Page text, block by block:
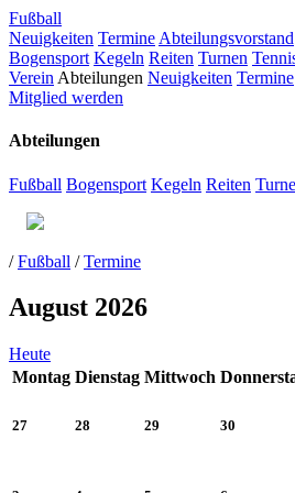
Fußball
Neuigkeiten Termine Abteilungsvorstand
Bogensport Kegeln Reiten Turnen
Verein Abteilungen Neuigkeiten Termine
Mitglied werden
Abteilungen
Fußball Bogensport Kegeln Reiten
/ Fußball / Termine
August 2026
Heute
Montag Dienstag Mittwoch
27 28 29 30